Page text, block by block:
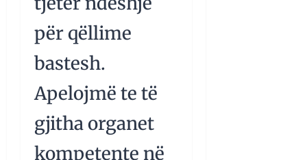
për qëllime
bastesh.
Apelojmë te të
gjitha organet
kompetente në